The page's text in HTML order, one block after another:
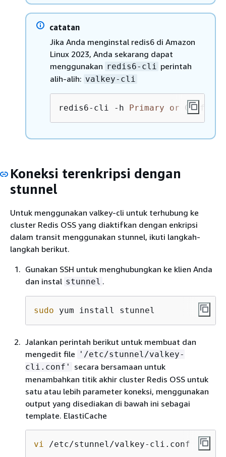
catatan
Jika Anda menginstal redis6 di Amazon
Linux 2023, Anda sekarang dapat
menggunakan redis6-cli
perintah
alih-alih: valkey-cli
redis6- cli - h Primary or
Koneksi terenkripsi dengan
stunnel
Untuk menggunakan valkey-cli untuk terhubung ke
cluster Redis OSS yang diaktifkan dengan enkripsi
dalam transit menggunakan stunnel, ikuti langkah-
langkah berikut.
Gunakan SSH untuk menghubungkan ke klien Anda
dan instal stunnel .
sudo yum install stunnel
Jalankan perintah berikut untuk membuat dan
mengedit file
'/etc/stunnel/valkey-
cli.conf'
secara bersamaan untuk
menambahkan titik akhir cluster Redis OSS untuk
satu atau lebih parameter koneksi, menggunakan
output yang disediakan di bawah ini sebagai
template. ElastiCache
vi /etc/stunnel/valkey-cli.conf